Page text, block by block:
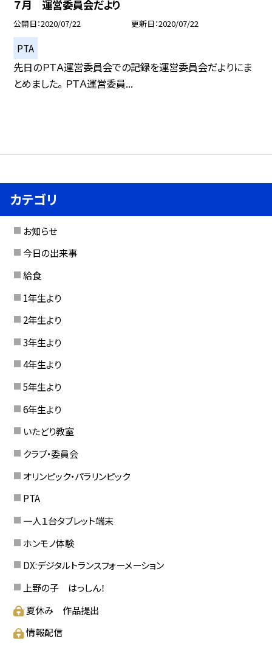
７月 運営委員会だより
公開日 2020/07/22 更新日 2020/07/22
PTA
先日のＰＴＡ運営委員会での記録を運営委員会だよりにま
とめました。 ＰＴＡ運営委員...
カテゴリ
お知らせ
今日の出来事
給食
1年生より
2年生より
3年生より
4年生より
5年生より
6年生より
いたどり教室
クラブ・委員会
オリンピック・パラリンピック
PTA
一人１台タブレット端末
ホンモノ体験
DX:デジタルトランスフォーメーション
上野の子 はっしん！
夏休み 作品提出
情報配信